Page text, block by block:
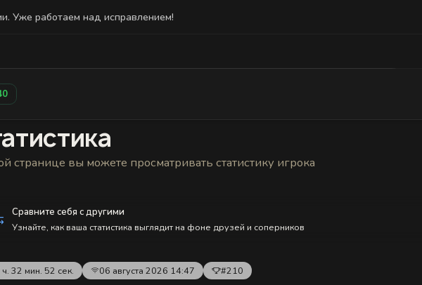
странице вы можете просматривать статистику игрока
Сравните себя с другими
Узнайте, как ваша статистика выглядит на фоне друзей и соперников
ч. 32 мин. 52 сек. 06 августа 2026 14:47 #210
Уже работаем над исправлением!